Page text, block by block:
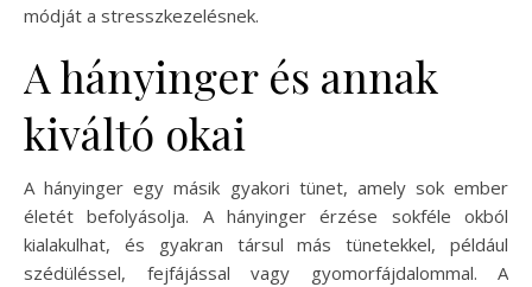
módját a stresszkezelésnek.
A hányinger és annak
kiváltó okai
A hányinger egy másik gyakori tünet, amely sok ember
életét befolyásolja. A hányinger érzése sokféle okból
kialakulhat, és gyakran társul más tünetekkel, például
szédüléssel, fejfájással vagy gyomorfájdalommal. A